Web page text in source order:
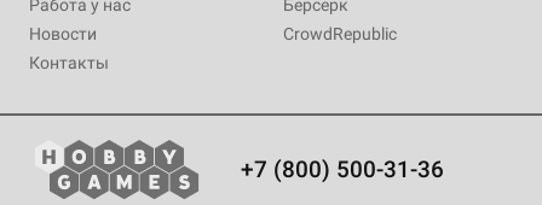
Работа у нас
Новости
Контакты
Берсерк
CrowdRepublic
+7 (800) 500-31-36